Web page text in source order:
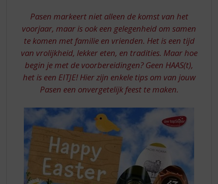
EEN
PAASBRUNCH
Pasen markeert niet alleen de komst van het
voorjaar, maar is ook een gelegenheid om samen
te komen met familie en vrienden. Het is een tijd
van vrolijkheid, lekker eten, en tradities. Maar hoe
begin je met de voorbereidingen? Geen HAAS(t),
het is een EITJE! Hier zijn enkele tips om van jouw
Pasen een onvergetelijk feest te maken.